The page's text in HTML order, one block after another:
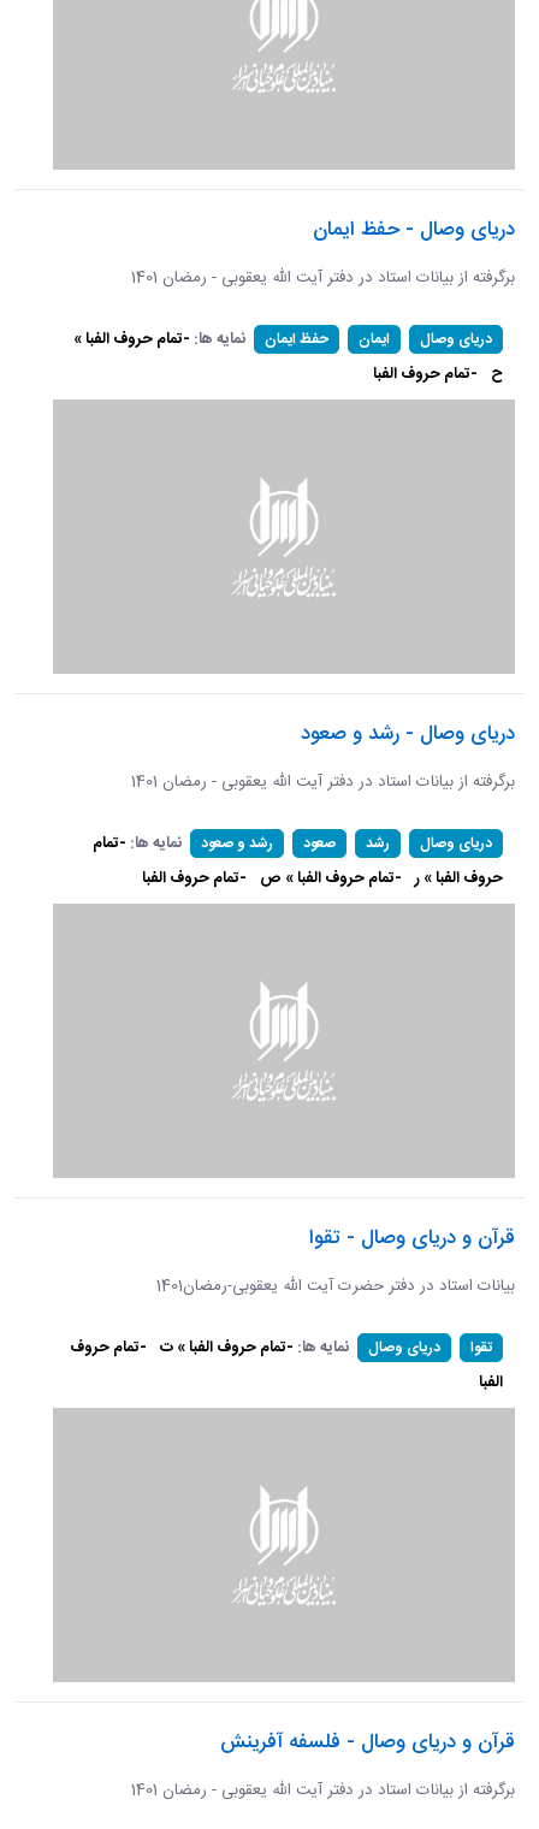
دریای وصال - حفظ ایمان
برگرفته از بیانات استاد در دفتر آیت الله یعقوبی - رمضان 1401
دریای وصال ایمان حفظ ایمان نمایه ها: -تمام حروف الفبا »
ح -تمام حروف الفبا
دریای وصال - رشد و صعود
برگرفته از بیانات استاد در دفتر آیت الله یعقوبی - رمضان 1401
دریای وصال رشد صعود رشد و صعود نمایه ها: -تمام
حروف الفبا » ر -تمام حروف الفبا » ص -تمام حروف الفبا
قرآن و دریای وصال - تقوا
بیانات استاد در دفتر حضرت آیت الله یعقوبی-رمضان1401
تقوا دریای وصال نمایه ها: -تمام حروف الفبا » ت -تمام حروف
الفبا
قرآن و دریای وصال - فلسفه آفرینش
برگرفته از بیانات استاد در دفتر آیت الله یعقوبی - رمضان 1401